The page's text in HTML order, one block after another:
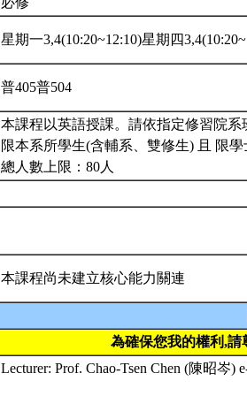
星期一3,4(10:20~12:10)星期四
普405普504
本課程以英語授課。請依指定修習院系
限本系所學生(含輔系、雙修生) 且 限學
總人數上限：80人
本課程尚未建立核心能力關連
為確保您我的權利,
Lecturer: Prof. Chao-Tsen Chen (陳昭岑)